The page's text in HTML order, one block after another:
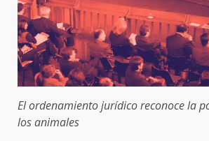
El ordenamiento jurídico reconoce la
los animales